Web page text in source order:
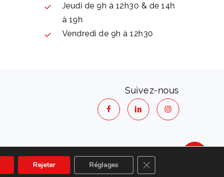
Jeudi de 9h à 12h30 & de 14h
à 19h
Vendredi de 9h à 12h30
Suivez-nous
Rejeter Réglages Fermer la bannière des